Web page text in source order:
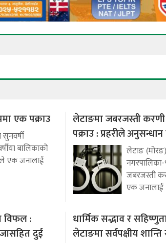
एक पक्राउ
बालिकाको
एक जनालाई
लेटाङमा जबरजस्ती
पक्राउ : प्रहरीले अनुसन्धान
लेटाङ
जबरजस्ती
एक जनालाई
विफल :
दुई
धार्मिक सद्भाव र
लेटाङमा सर्वपक्षीय शान्ति